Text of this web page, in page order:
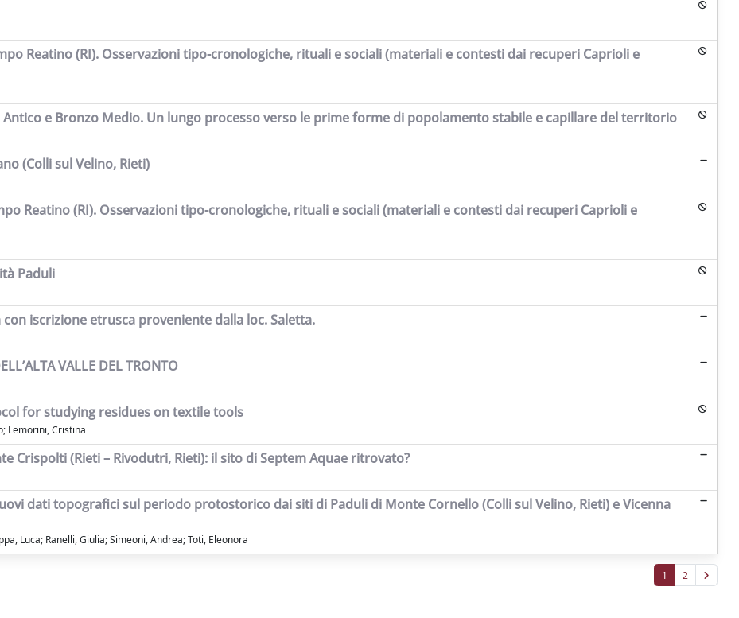
Reatino (RI). Osservazioni tipo-cronologiche, rituali e sociali (materiali e contesti dai recuperi Caprioli e
e Bronzo Medio. Un lungo processo verso le prime forme di popolamento stabile e capillare del territorio
(Colli sul Velino, Rieti)
Reatino (RI). Osservazioni tipo-cronologiche, rituali e sociali (materiali e contesti dai recuperi Caprioli e
Paduli
iscrizione etrusca proveniente dalla loc. Saletta.
VALLE DEL TRONTO
for studying residues on textile tools
Lemorini, Cristina
Crispolti (Rieti – Rivodutri, Rieti): il sito di Septem Aquae ritrovato?
dati topografici sul periodo protostorico dai siti di Paduli di Monte Cornello (Colli sul Velino, Rieti) e Vicenna
Luca; Ranelli, Giulia; Simeoni, Andrea; Toti, Eleonora
1 2